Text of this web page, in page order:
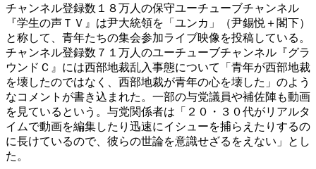
チャンネル登録数１８万人の保守ユーチューブチャンネル
『学生の声ＴＶ』は尹大統領を「ユンカ」（尹錫悦＋閣下）
と称して、青年たちの集会参加ライブ映像を投稿している。
チャンネル登録数７１万人のユーチューブチャンネル『グラ
ウンドＣ』には西部地裁乱入事態について「青年が西部地裁
を壊したのではなく、西部地裁が青年の心を壊した」のよう
なコメントが書き込まれた。一部の与党議員や補佐陣も動画
を見ているという。与党関係者は「２０・３０代がリアルタ
イムで動画を編集したり迅速にイシューを捕らえたりするの
に長けているので、彼らの世論を意識せざるをえない」とし
た。